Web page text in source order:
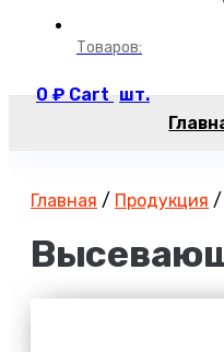
Товаров:
0₽ Cart
Главная / Продукция /